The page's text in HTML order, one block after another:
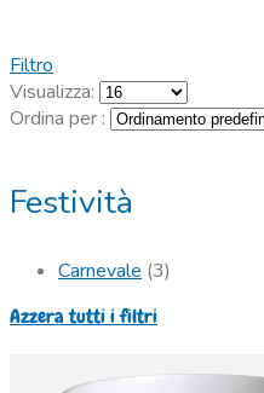
Filtro
Visualizza:
Ordina per :
Festività
Carnevale (3)
Azzera tutti i filtri